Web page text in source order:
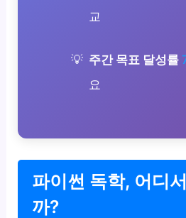
교
주간 목표 달성률
요
파이썬 독학, 어디
까?